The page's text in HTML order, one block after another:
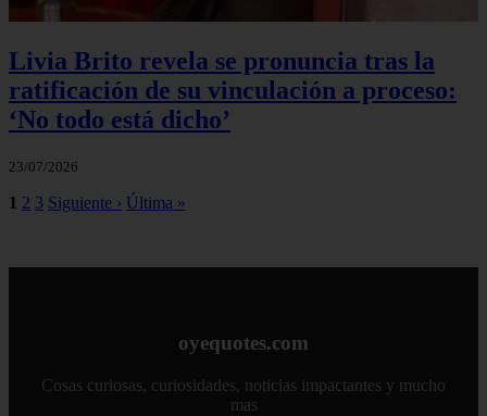
Livia Brito revela se pronuncia tras la
ratificación de su vinculación a proceso:
‘No todo está dicho’
23/07/2026
1 2 3 Siguiente › Última »
oyequotes.com
Cosas curiosas, curiosidades, noticias impactantes y mucho
mas